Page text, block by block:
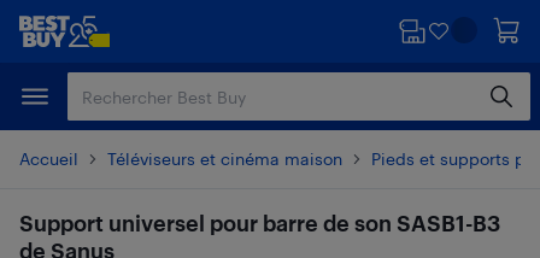
Passer
principal
Passer
Accueil Téléviseurs et cinéma maison Pieds et supports
Support universel pour barre de son SASB1-B3
de Sanus